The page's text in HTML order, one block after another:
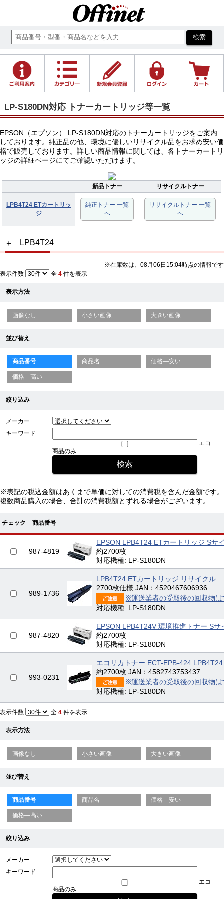
LP-S180DN対応 トナーカートリッジ等一覧
EPSON（エプソン） LP-S180DN対応のトナーカートリッジをご案内
しております。純正品の他、環境に優しいリサイクル品をお求め安い価
格で販売しております。詳しい商品情報に関しては、各トナーカートリ
ッジの詳細ページにてご確認いただけます。
新品トナー リサイクルトナー
LPB4T24 ETカートリッ
ジ
純正トナー 一覧
へ
リサイクルトナー 一覧
へ
LPB4T24
※在庫数は、08月06日15:04時点の情報です
表示件数 全 4 件を表示
表示方法
画像なし 小さい画像 大きい画像
並び替え
商品番号 商品名 価格—安い
価格—高い
絞り込み
メーカー
キーワード
エコ
商品のみ
※表記の税込金額はあくまで単価に対しての消費税を含んだ金額です。
複数商品購入の場合、合計の消費税額とずれる場合がございます。
チェック 商品番号
987-4819
EPSON LPB4T24 ETカートリッジ Sサ
約2700枚
対応機種: LP-S180DN
989-1736
LPB4T24 ETカートリッジ リサイクル
2700枚仕様 JAN：4520467606936
※運送業者の受取後の回収物
対応機種: LP-S180DN
987-4820
EPSON LPB4T24V 環境推進トナー Sサ
約2700枚
対応機種: LP-S180DN
993-0231
エコリカトナー ECT-EPB-424
約2700枚 JAN：4582743753437
※運送業者の受取後の回収物
対応機種: LP-S180DN
表示件数 全 4 件を表示
表示方法
画像なし 小さい画像 大きい画像
並び替え
商品番号 商品名 価格—安い
価格—高い
絞り込み
メーカー
キーワード
エコ
商品のみ